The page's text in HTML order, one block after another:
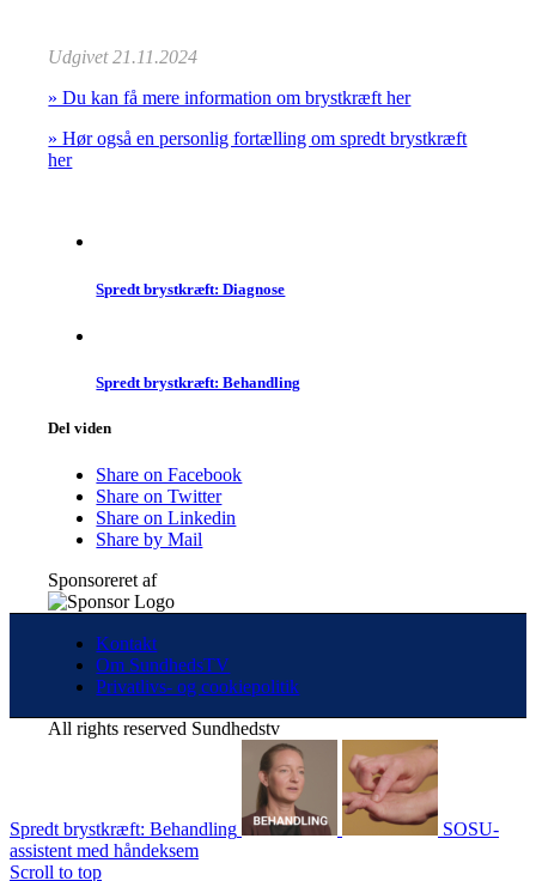
Udgivet 21.11.2024
» Du kan få mere information om brystkræft her
» Hør også en personlig fortælling om spredt brystkræft
her
Spredt brystkræft: Diagnose
Spredt brystkræft: Behandling
Del viden
Share on Facebook
Share on Twitter
Share on Linkedin
Share by Mail
Sponsoreret af
Kontakt
Om SundhedsTV
Privatlivs- og cookiepolitik
All rights reserved Sundhedstv
Spredt brystkræft: Behandling
SOSU-
assistent med håndeksem
Scroll to top